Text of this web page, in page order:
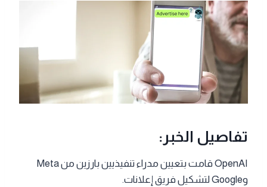
تفاصيل الخبر:
OpenAI قامت بتعيين مدراء تنفيذيين بارزين من Meta
وGoogle لتشكيل فريق إعلانات.